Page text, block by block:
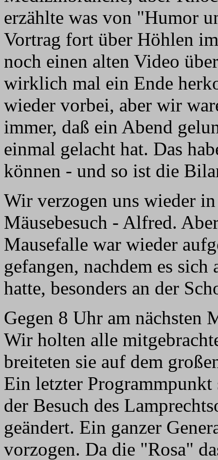
erzählte was von "Humor
Vortrag fort über Höhlen
noch einen alten Video
wirklich mal ein Ende
wieder vorbei, aber wir
immer, daß ein Abend
einmal gelacht hat. Das
können - und so ist die
Wir verzogen uns wieder
Mäusebesuch - Alfred.
Mausefalle war wieder
gefangen, nachdem es
hatte, besonders an der
Gegen 8 Uhr am nächsten
Wir holten alle
breiteten sie auf dem
Ein letzter
der Besuch des
geändert. Ein ganzer
vorzogen. Da die "Rosa"